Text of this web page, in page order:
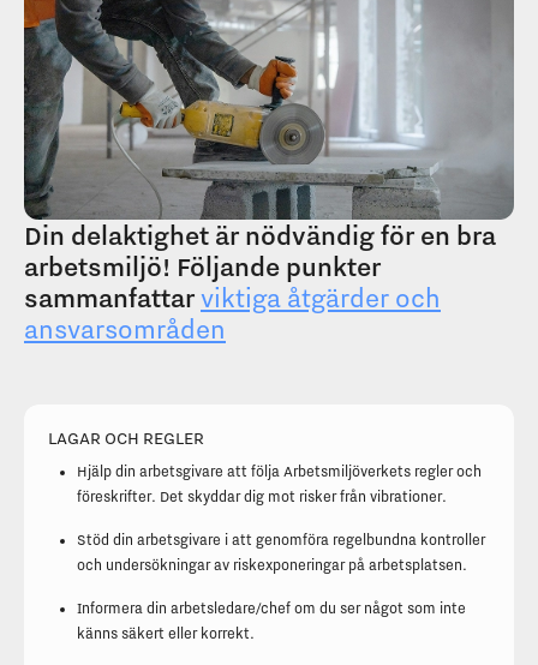
Din delaktighet är nödvändig för en bra
arbetsmiljö! Följande punkter
sammanfattar viktiga åtgärder och
ansvarsområden
LAGAR OCH REGLER
Hjälp din arbetsgivare att följa Arbetsmiljöverkets regler och
föreskrifter. Det skyddar dig mot risker från vibrationer.
Stöd din arbetsgivare i att genomföra regelbundna kontroller
och undersökningar av riskexponeringar på arbetsplatsen.
Informera din arbetsledare/chef om du ser något som inte
känns säkert eller korrekt.